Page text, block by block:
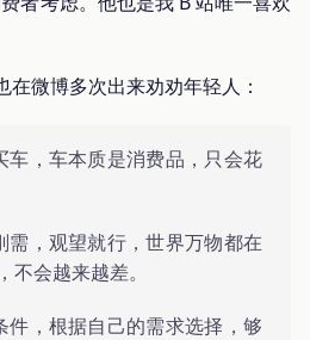
微博多次出来劝劝年轻人：
车，车本质是消费品，只会花
需，观望就行，世界万物都在
会越来越差。
件，根据自己的需求选择，够